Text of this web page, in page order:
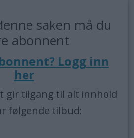
saken må du
abonnent
Logg inn
her
gir tilgang til alt innhold
følgende tilbud: